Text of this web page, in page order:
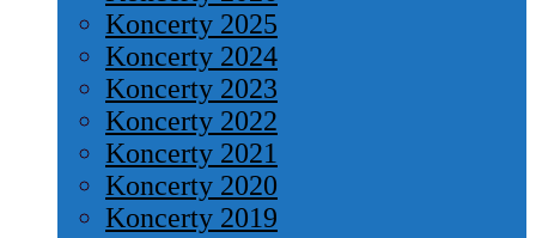
Koncerty 2025
Koncerty 2024
Koncerty 2023
Koncerty 2022
Koncerty 2021
Koncerty 2020
Koncerty 2019